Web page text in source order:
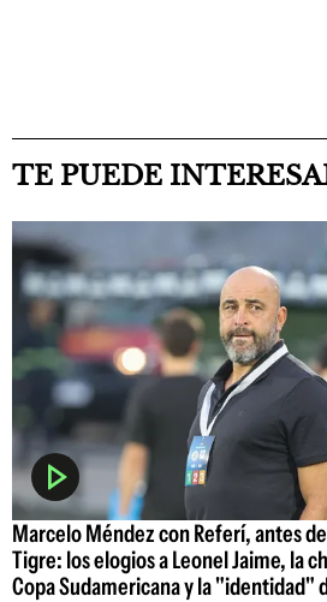
TE PUEDE
Marcelo Méndez con Referí, antes
Tigre: los elogios a Leonel Jaime, la
Copa Sudamericana y la "identidad"